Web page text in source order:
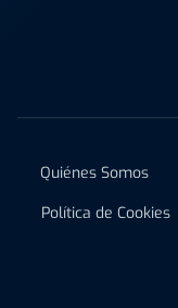
Quiénes Somos
Política de Cookies